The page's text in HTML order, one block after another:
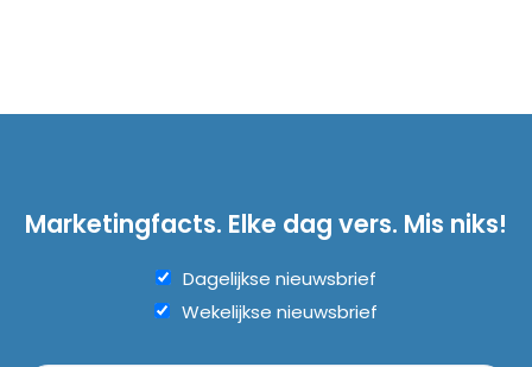
Marketingfacts. Elke dag vers. Mis niks!
Dagelijkse nieuwsbrief
Wekelijkse nieuwsbrief